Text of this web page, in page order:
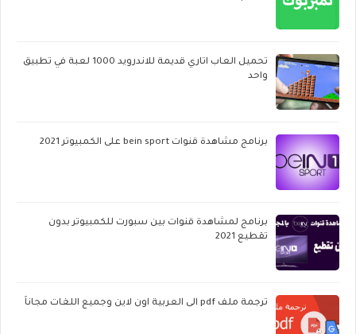
تحميل العاب اتاري قديمة للاندرويد 1000 لعبة في تطبيق
واحد
برنامج مشاهدة قنوات bein sport على الكمبيوتر 2021
برنامج لمشاهدة قنوات بين سبورت للكمبيوتر بدون
تقطيع 2021
ترجمة ملف pdf الى العربية اون لاين وجميع اللغات مجاناً